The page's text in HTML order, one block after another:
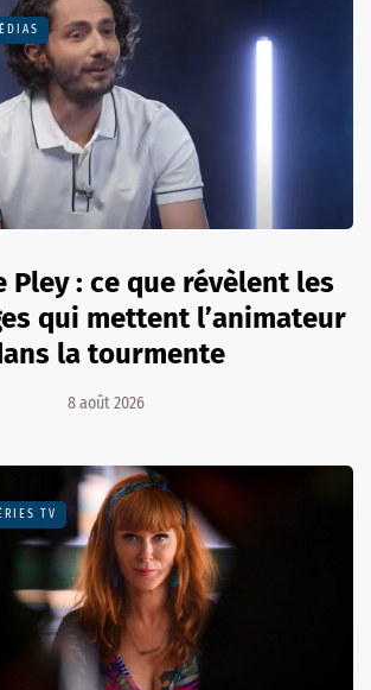
Pley : ce que révèlent les
qui mettent l’animateur
la tourmente
8 août 2026
TV